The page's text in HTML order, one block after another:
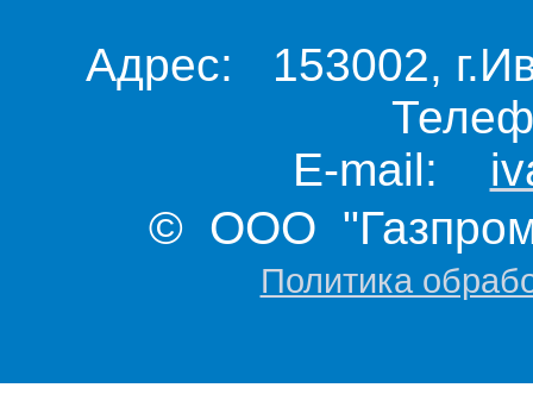
Адрес: 153002,
E-mail:
© ООО "Газпром
Политика